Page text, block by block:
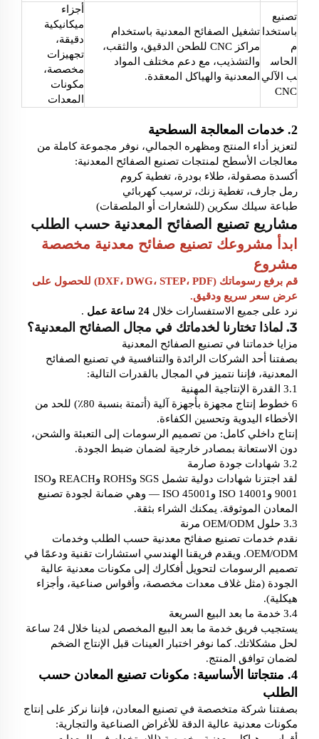
تصنيع
باستخدا
م
الحاس
ب الآلي
CNC
تشغيل الصفائح المعدنية باستخدام
مراكز CNC للطحن الدقيق، والثقب،
والتشذيب، مع دعم مختلف المواد
المعدنية والهياكل المعقدة.
أجزاء
ميكانيكية
دقيقة،
تجهيزات
مخصصة،
مكونات
المعدات
2. خدمات المعالجة السطحية
لتعزيز أداء المنتج ومظهره الجمالي، نوفر مجموعة كاملة من
معالجات الأسطح لمنتجات تصنيع الصفائح المعدنية:
أكسدة مصقولة، طلاء بودرة، تغطية كروم
رمل جارف، تغطية زنك، ترسيب كهربائي
طباعة سيلك سكرين (للشعارات أو الملصقات)
مشاريع تصنيع الصفائح المعدنية حسب الطلب
ابدأ مشروعك تصنيع صفائح معدنية مخصصة
مشروع
قم برفع رسوماتك (DXF، DWG، STEP، PDF) للحصول على
عرض سعر سريع ودقيق.
نرد على جميع الاستفسارات خلال 24 ساعة عمل .
3. لماذا تختارنا لخدماتك في مجال الصفائح المعدنية؟
مزايا خدماتنا في تصنيع الصفائح المعدنية
بصفتنا أحد الشركات الرائدة والتنافسية في تصنيع الصفائح
المعدنية، فإننا نتميز في المجال بالقدرات التالية:
3.1 القدرة الإنتاجية المهنية
6 خطوط إنتاج مجهزة بأجهزة آلية (أتمتة بنسبة 80٪) للحد من
الأخطاء اليدوية وتحسين الكفاءة.
إنتاج داخلي كامل: من تصميم الرسومات إلى التعبئة والشحن،
دون الاستعانة بمصادر خارجية لضمان ضبط الجودة.
3.2 شهادات جودة صارمة
لقد اجتزنا شهادات دولية تشمل SGS وROHS وREACH وISO
9001 وISO 14001 وISO 45001 — وهي ضمانة لجودة تصنيع
المعادن الموثوقة. يمكنك الشراء بثقة.
3.3 حلول OEM/ODM مرنة
نقدم خدمات تصنيع صفائح معدنية حسب الطلب وخدمات
OEM/ODM. ويقدم فريقنا الهندسي استشارات تقنية ودعمًا في
تصميم الرسومات لتحويل أفكارك إلى مكونات معدنية عالية
الجودة (مثل غلاف معدات مخصصة، وأقواس صناعية، وأجزاء
هيكلية).
3.4 خدمة ما بعد البيع السريعة
يستجيب فريق خدمة ما بعد البيع المخصص لدينا خلال 24 ساعة
لحل مشكلاتك. كما نوفر اختبار العينات قبل الإنتاج الضخم
لضمان توافق المنتج.
4. منتجاتنا الأساسية: مكونات تصنيع المعادن حسب
الطلب
بصفتنا شركة متخصصة في تصنيع المعادن، فإننا نركز على إنتاج
مكونات معدنية عالية الدقة للأغراض الصناعية والتجارية: